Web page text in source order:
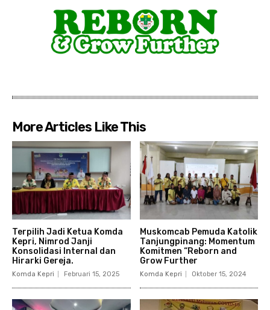
More Articles Like This
Terpilih Jadi Ketua Komda
Kepri, Nimrod Janji
Konsolidasi Internal dan
Hirarki Gereja.
Komda Kepri Februari 15, 2025
Muskomcab Pemuda Katolik
Tanjungpinang: Momentum
Komitmen “Reborn and
Grow Further
Komda Kepri Oktober 15, 2024